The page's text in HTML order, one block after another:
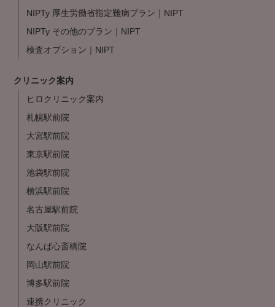
NIPTy 厚生労働省指定難病プラン｜NIPT
NIPTy その他のプラン｜NIPT
検査オプション｜NIPT
クリニック案内
ヒロクリニック案内
札幌駅前院
大宮駅前院
東京駅前院
池袋駅前院
横浜駅前院
名古屋駅前院
大阪駅前院
なんば心斎橋院
岡山駅前院
博多駅前院
連携クリニック